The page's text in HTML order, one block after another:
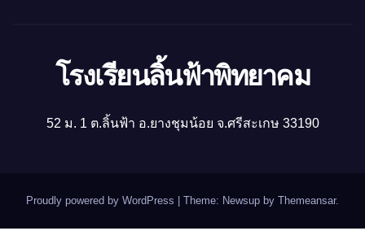
โรงเรียนลิ้นฟ้าพิทยาคม
52 ม. 1 ต.ลิ้นฟ้า อ.ยางชุมน้อย จ.ศรีสะเกษ 33190
Proudly powered by WordPress Theme: Newsup by Themeansar.